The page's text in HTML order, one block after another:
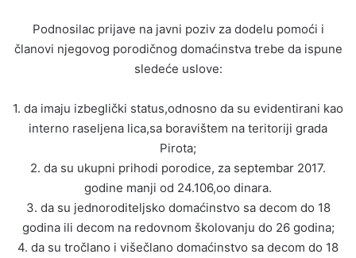
Podnosilac prijave na javni poziv za dodelu pomoći i
članovi njegovog porodičnog domaćinstva trebe da ispune
sledeće uslove:
1. da imaju izbeglički status,odnosno da su evidentirani kao
interno raseljena lica,sa boravištem na teritoriji grada
Pirota;
2. da su ukupni prihodi porodice, za septembar 2017.
godine manji od 24.106,oo dinara.
3. da su jednoroditeljsko domaćinstvo sa decom do 18
godina ili decom na redovnom školovanju do 26 godina;
4. da su tročlano i višečlano domaćinstvo sa decom do 18